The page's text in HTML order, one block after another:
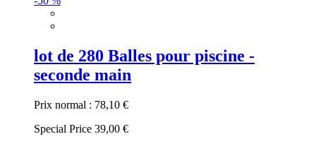
lot de 280 Balles pour piscine -
seconde main
Prix normal : 78,10 €
Special Price 39,00 €